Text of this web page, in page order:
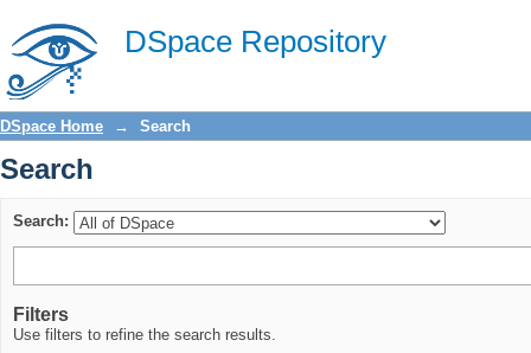
DSpace Repository
Search
DSpace Home → Search
Search
Search:
Filters
Use filters to refine the search results.